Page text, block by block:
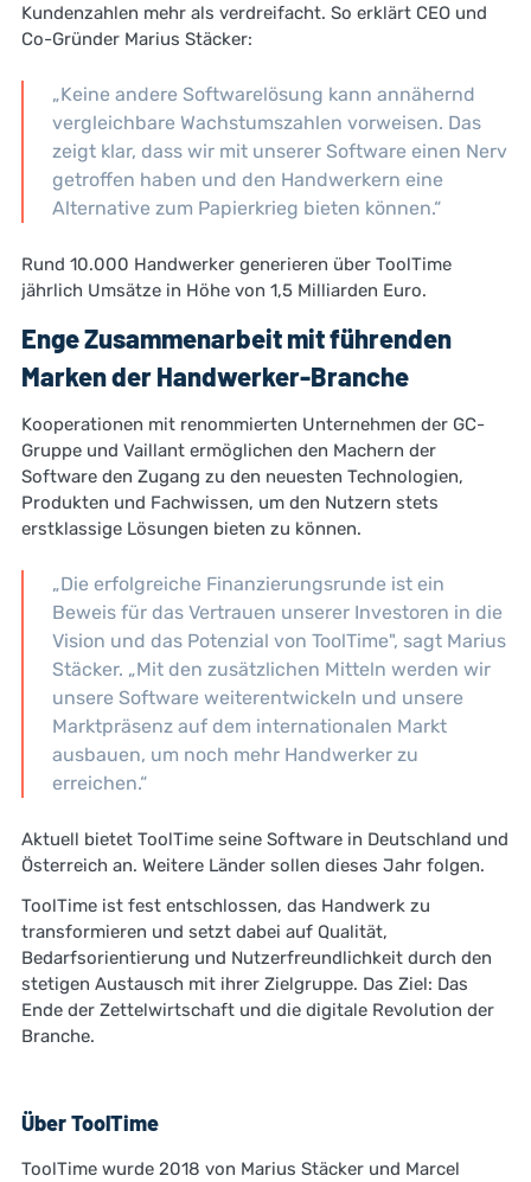
Kundenzahlen mehr als verdreifacht. So erklärt CEO und
Co-Gründer Marius Stäcker:
„Keine andere Softwarelösung kann annähernd
vergleichbare Wachstumszahlen vorweisen. Das
zeigt klar, dass wir mit unserer Software einen Nerv
getroffen haben und den Handwerkern eine
Alternative zum Papierkrieg bieten können.“
Rund 10.000 Handwerker generieren über ToolTime
jährlich Umsätze in Höhe von 1,5 Milliarden Euro.
Enge Zusammenarbeit mit führenden
Marken der Handwerker-Branche
Kooperationen mit renommierten Unternehmen der GC-
Gruppe und Vaillant ermöglichen den Machern der
Software den Zugang zu den neuesten Technologien,
Produkten und Fachwissen, um den Nutzern stets
erstklassige Lösungen bieten zu können.
„Die erfolgreiche Finanzierungsrunde ist ein
Beweis für das Vertrauen unserer Investoren in die
Vision und das Potenzial von ToolTime", sagt Marius
Stäcker. „Mit den zusätzlichen Mitteln werden wir
unsere Software weiterentwickeln und unsere
Marktpräsenz auf dem internationalen Markt
ausbauen, um noch mehr Handwerker zu
erreichen.“
Aktuell bietet ToolTime seine Software in Deutschland und
Österreich an. Weitere Länder sollen dieses Jahr folgen.
ToolTime ist fest entschlossen, das Handwerk zu
transformieren und setzt dabei auf Qualität,
Bedarfsorientierung und Nutzerfreundlichkeit durch den
stetigen Austausch mit ihrer Zielgruppe. Das Ziel: Das
Ende der Zettelwirtschaft und die digitale Revolution der
Branche.
Über ToolTime
ToolTime wurde 2018 von Marius Stäcker und Marcel